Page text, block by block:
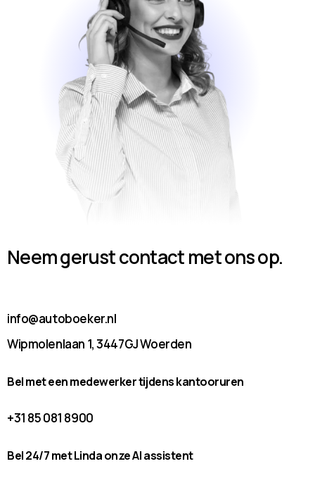
Neem gerust contact met ons op.
info@autoboeker.nl
Wipmolenlaan 1, 3447GJ Woerden
Bel met een medewerker tijdens kantooruren
+31 85 081 8900
Bel 24/7 met Linda onze AI assistent